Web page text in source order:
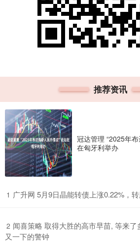
推荐资讯
冠达管理 “2025年
在匈牙利举办
1 广升网 5月9日晶能转债上涨0.22%，
2 闻喜策略 取得大胜的高市早苗, 等来
又一下的警钟